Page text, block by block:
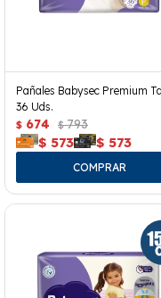
Pañales Babysec Premium
36 Uds.
$ 674 $ 793
$ 573 $ 573